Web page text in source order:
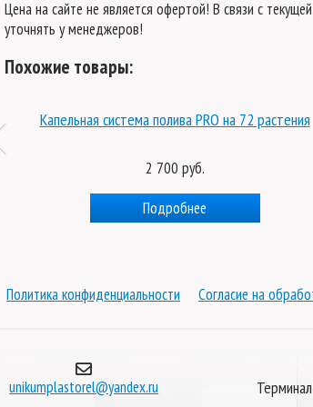
Цена на сайте не является офертой! В связи с
уточнять у менеджеров!
Похожие товары:
Капельная система полива PRO на 72 растения
2 700 руб.
Подробнее
Политика конфиденциальности Согласие на
unikumplastorel@yandex.ru